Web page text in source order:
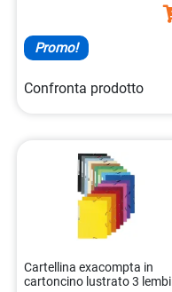
Promo!
Confronta prodotto
Cartellina exacompta in
cartoncino lustrato 3 lembi